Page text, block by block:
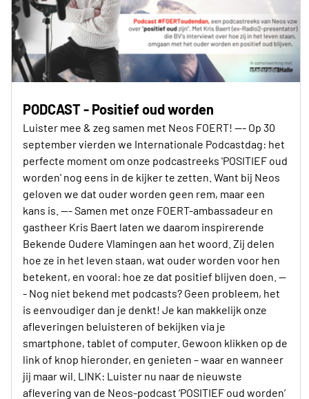
PODCAST - Positief oud worden
Luister mee & zeg samen met Neos FOERT! --- Op 30
september vierden we Internationale Podcastdag: het
perfecte moment om onze podcastreeks 'POSITIEF oud
worden' nog eens in de kijker te zetten. Want bij Neos
geloven we dat ouder worden geen rem, maar een
kans is. --- Samen met onze FOERT-ambassadeur en
gastheer Kris Baert laten we daarom inspirerende
Bekende Oudere Vlamingen aan het woord. Zij delen
hoe ze in het leven staan, wat ouder worden voor hen
betekent, en vooral: hoe ze dat positief blijven doen. --
- Nog niet bekend met podcasts? Geen probleem, het
is eenvoudiger dan je denkt! Je kan makkelijk onze
afleveringen beluisteren of bekijken via je
smartphone, tablet of computer. Gewoon klikken op de
link of knop hieronder, en genieten – waar en wanneer
jij maar wil. LINK: Luister nu naar de nieuwste
aflevering van de Neos-podcast ‘POSITIEF oud worden’